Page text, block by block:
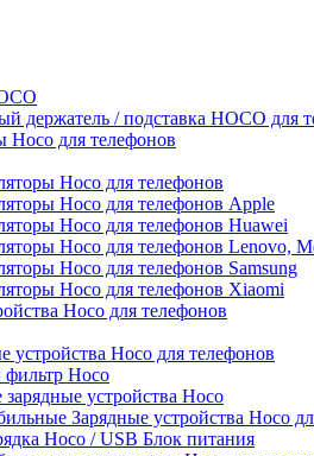
держатель / подставка HOCO для
Hoco для телефонов
Hoco для телефонов
Hoco для телефонов Apple
Hoco для телефонов Huawei
Hoco для телефонов Lenovo,
Hoco для телефонов Samsung
Hoco для телефонов Xiaomi
Hoco для телефонов
устройства Hoco для телефонов
фильтр Hoco
устройства Hoco
Зарядные устройства Hoco
Hoco / USB Блок питания